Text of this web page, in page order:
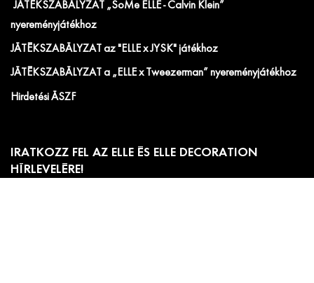
JÁTÉKSZABÁLYZAT „SoMe ELLE - Calvin Klein”
nyereményjátékhoz
JÁTÉKSZABÁLYZAT az "ELLE x JYSK" játékhoz
JÁTÉKSZABÁLYZAT a „ELLE x Tweezerman” nyereményjátékhoz
Hirdetési ÁSZF
IRATKOZZ FEL AZ ELLE ÉS ELLE DECORATION
HÍRLEVELÉRE!